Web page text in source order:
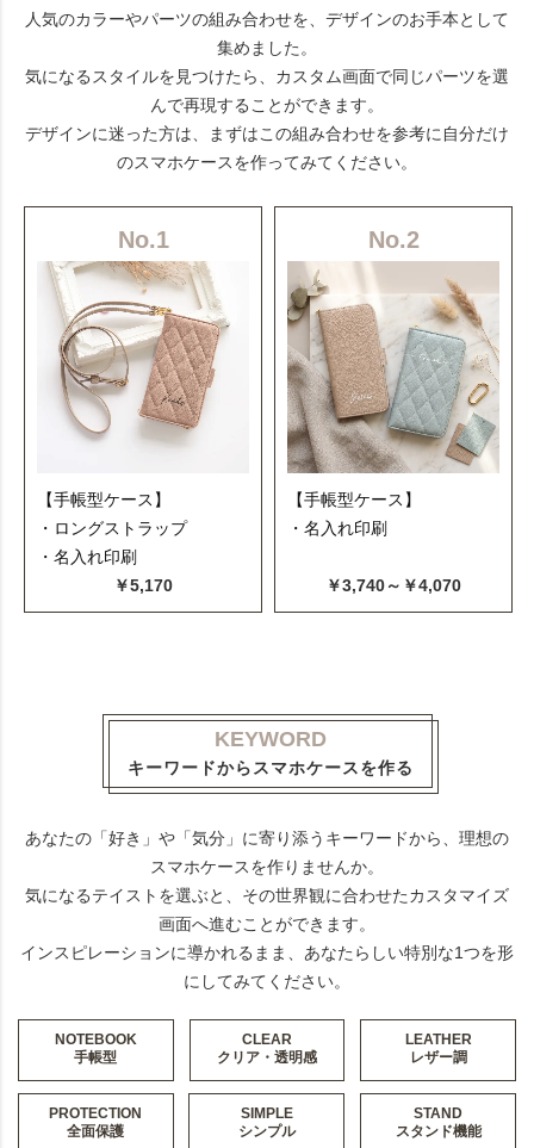
人気のカラーやパーツの組み合わせを、デザインのお手本として
集めました。
気になるスタイルを見つけたら、カスタム画面で同じパーツを選
んで再現することができます。
デザインに迷った方は、まずはこの組み合わせを参考に自分だけ
のスマホケースを作ってみてください。
No.1
【手帳型ケース】
・ロングストラップ
・名入れ印刷
￥5,170
No.2
【手帳型ケース】
・名入れ印刷
￥3,740～￥4,070
KEYWORD
キーワードからスマホケースを作る
あなたの「好き」や「気分」に寄り添うキーワードから、理想の
スマホケースを作りませんか。
気になるテイストを選ぶと、その世界観に合わせたカスタマイズ
画面へ進むことができます。
インスピレーションに導かれるまま、あなたらしい特別な1つを形
にしてみてください。
NOTEBOOK
手帳型
CLEAR
クリア・透明感
LEATHER
レザー調
PROTECTION
全面保護
SIMPLE
シンプル
STAND
スタンド機能